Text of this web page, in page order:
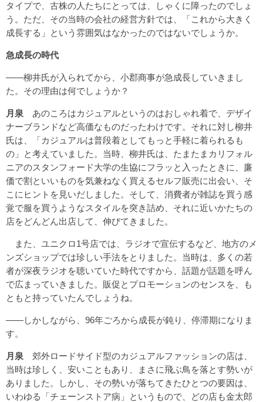
タイプで、古株の人たちにとっては、しゃくに障ったのでしょ
う。ただ、その当時の会社の経営方針では、「これから大きく
成長する」という雰囲気はなかったのではないでしょうか。
急成長の時代
――柳井氏が入られてから、小郡商事が急成長していきまし
た。その理由は何でしょうか？
月泉 あのころはカジュアルというのはおしゃれ着で、デザイ
ナーブランドなど高価なものだったわけです。それに対し柳井
氏は、「カジュアルは普段着としてもっと手軽に着られるも
の」と考えていました。当時、柳井氏は、たまたまカリフォル
ニアのスタンフォード大学の生協にフラッと入ったときに、廉
価で割といいものを気兼ねなく買えるセルフ販売に出会い、そ
こにヒントを見いだしました。そして、消費者が雑誌を買う感
覚で服を買うようなスタイルを突き詰め、それに近いかたちの
店をどんどん出店して、伸びてきました。
また、ユニクロ1号店では、ラジオで宣伝するなど、地方のメ
ンズショップでは珍しい手法をとりました。当時は、多くの若
者が深夜ラジオを聴いていた時代ですから、話題が話題を呼ん
で広まっていきました。販促とプロモーションのセンスを、も
ともと持っていたんでしょうね。
――しかしながら、96年ごろから成長が鈍り、停滞期になりま
す。
月泉 郊外ロードサイド型のカジュアルファッションの店は、
当時は珍しく、安いこともあり、まさに飛ぶ鳥を落とす勢いが
ありました。しかし、その勢いが落ちてきたひとつの要因は、
いわゆる「チェーンストア病」というもので、どの店も金太郎